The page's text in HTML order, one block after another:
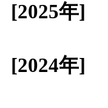
[2025年]
[2024年]